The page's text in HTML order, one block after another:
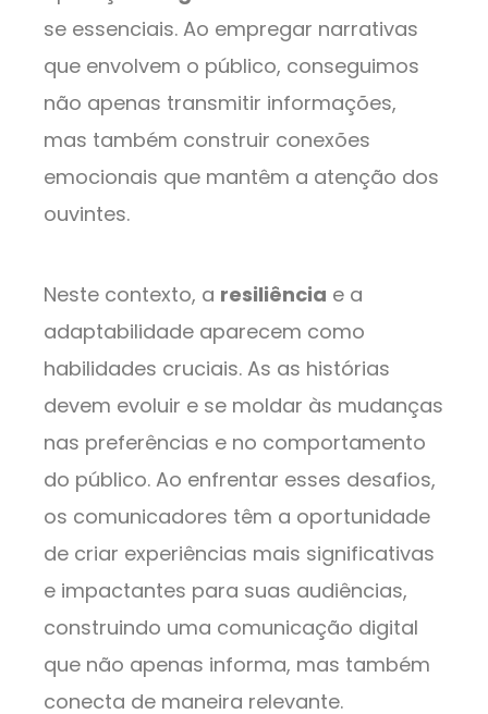
se essenciais. Ao empregar narrativas
que envolvem o público, conseguimos
não apenas transmitir informações,
mas também construir conexões
emocionais que mantêm a atenção dos
ouvintes.
Neste contexto, a resiliência e a
adaptabilidade aparecem como
habilidades cruciais. As as histórias
devem evoluir e se moldar às mudanças
nas preferências e no comportamento
do público. Ao enfrentar esses desafios,
os comunicadores têm a oportunidade
de criar experiências mais significativas
e impactantes para suas audiências,
construindo uma comunicação digital
que não apenas informa, mas também
conecta de maneira relevante.